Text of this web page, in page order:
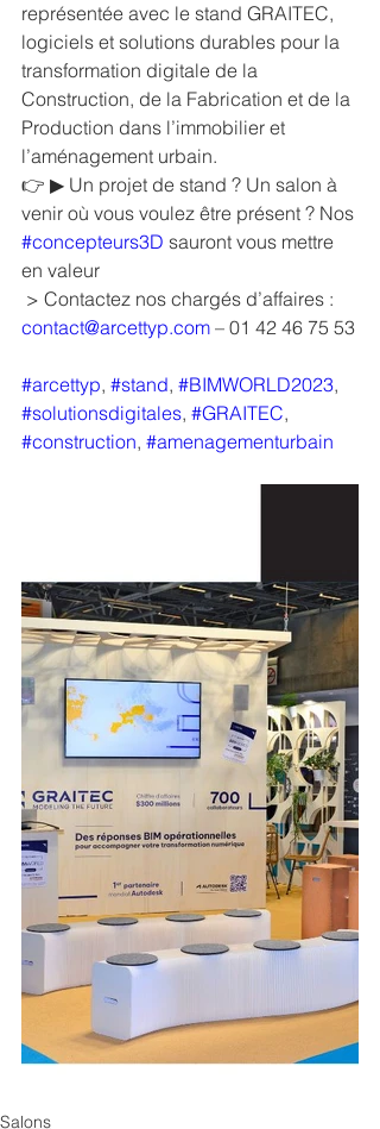
représentée avec le stand GRAITEC,
logiciels et solutions durables pour la
transformation digitale de la
Construction, de la Fabrication et de la
Production dans l’immobilier et
l’aménagement urbain.
👉 ▶ Un projet de stand ? Un salon à
venir où vous voulez être présent ? Nos
#concepteurs3D sauront vous mettre
en valeur
> Contactez nos chargés d’affaires :
contact@arcettyp.com – 01 42 46 75 53
#arcettyp, #stand, #BIMWORLD2023,
#solutionsdigitales, #GRAITEC,
#construction, #amenagementurbain
Salons